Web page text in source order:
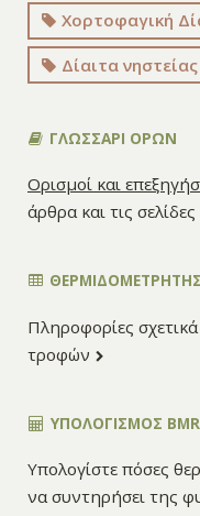
Χορτοφαγική
Δίαιτα
ΓΛΩΣΣΑΡΙ ΟΡΩΝ
Ορισμοί και
άρθρα και τις
ΘΕΡΜΙΔΟΜΕΤΡΗΤΗΣ
Πληροφορίες σχετικά
τροφών
ΥΠΟΛΟΓΙΣΜΌΣ BMR
Υπολογίστε πόσες
να συντηρήσει της